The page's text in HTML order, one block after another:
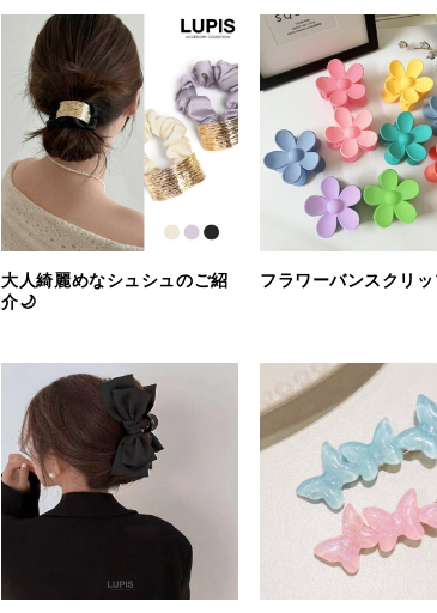
大人綺麗めなシュシュのご紹
介🌙
フラワーバンスクリッ